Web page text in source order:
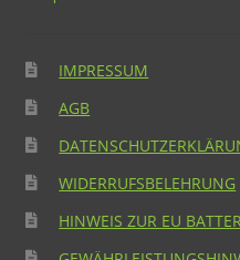
IMPRESSUM
AGB
WIDERRUFSBELEHRUNG
HINWEIS ZUR EU